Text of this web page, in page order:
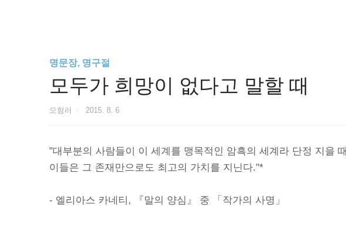
명문장, 명구절
모두가 희망이 없다고 말할 때
모험러 2015. 8. 6
"대부분의 사람들이 이 세계를 맹목적인 암흑의 세계라 단정 지을
이들은 그 존재만으로도 최고의 가치를 지닌다."*
- 엘리아스 카네티, 『말의 양심』 중 「작가의 사명」